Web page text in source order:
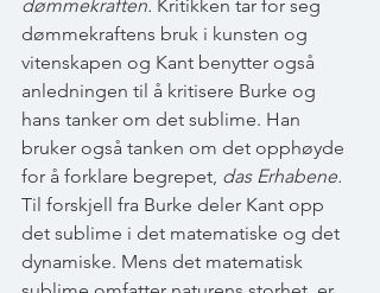
dømmekraften. Kritikken tar for seg
dømmekraftens bruk i kunsten og
vitenskapen og Kant benytter også
anledningen til å kritisere Burke og
hans tanker om det sublime. Han
bruker også tanken om det opphøyde
for å forklare begrepet, das Erhabene.
Til forskjell fra Burke deler Kant opp
det sublime i det matematiske og det
dynamiske. Mens det matematisk